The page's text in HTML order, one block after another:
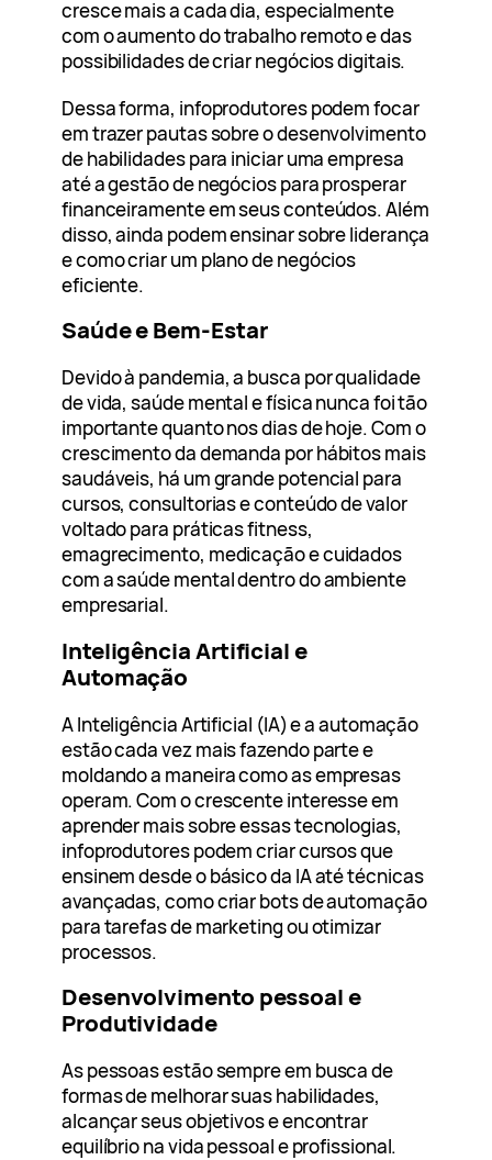
cresce mais a cada dia, especialmente
com o aumento do trabalho remoto e das
possibilidades de criar negócios digitais.
Dessa forma, infoprodutores podem focar
em trazer pautas sobre o desenvolvimento
de habilidades para iniciar uma empresa
até a gestão de negócios para prosperar
financeiramente em seus conteúdos. Além
disso, ainda podem ensinar sobre liderança
e como criar um plano de negócios
eficiente.
Saúde e Bem-Estar
Devido à pandemia, a busca por qualidade
de vida, saúde mental e física nunca foi tão
importante quanto nos dias de hoje. Com o
crescimento da demanda por hábitos mais
saudáveis, há um grande potencial para
cursos, consultorias e conteúdo de valor
voltado para práticas fitness,
emagrecimento, medicação e cuidados
com a saúde mental dentro do ambiente
empresarial.
Inteligência Artificial e
Automação
A Inteligência Artificial (IA) e a automação
estão cada vez mais fazendo parte e
moldando a maneira como as empresas
operam. Com o crescente interesse em
aprender mais sobre essas tecnologias,
infoprodutores podem criar cursos que
ensinem desde o básico da IA até técnicas
avançadas, como criar bots de automação
para tarefas de marketing ou otimizar
processos.
Desenvolvimento pessoal e
Produtividade
As pessoas estão sempre em busca de
formas de melhorar suas habilidades,
alcançar seus objetivos e encontrar
equilíbrio na vida pessoal e profissional.